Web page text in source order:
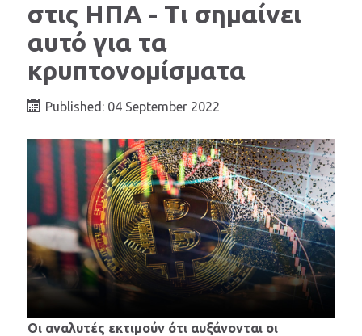
στις ΗΠΑ - Τι σημαίνει
αυτό για τα
κρυπτονομίσματα
Published: 04 September 2022
Οι αναλυτές εκτιμούν ότι αυξάνονται οι